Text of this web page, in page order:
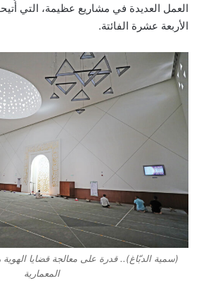
العمل العديدة في مشاريع عظيمة، التي
الأربعة عشرة الفائتة.
(سمية الدبّاغ).. قدرة على معالجة قضايا الهوية
المعمارية